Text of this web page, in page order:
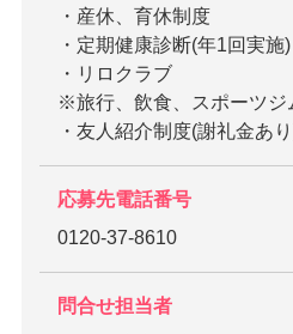
・産休、育休制度
・定期健康診断(年1回実施)
・リロクラブ
※旅行、飲食、スポーツジ
・友人紹介制度(謝礼金あ
応募先電話番号
0120-37-8610
問合せ担当者